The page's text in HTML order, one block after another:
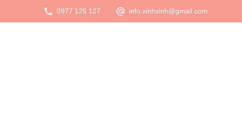
0977 125 127 info.xinhxinh@gmail.com